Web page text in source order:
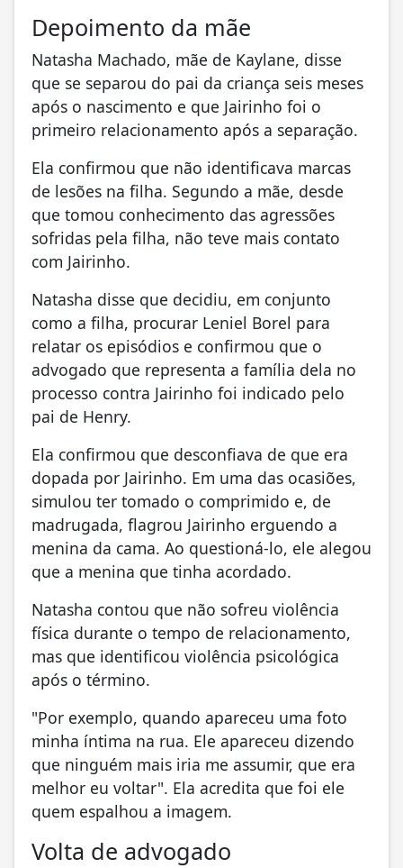
Depoimento da mãe
Natasha Machado, mãe de Kaylane, disse
que se separou do pai da criança seis meses
após o nascimento e que Jairinho foi o
primeiro relacionamento após a separação.
Ela confirmou que não identificava marcas
de lesões na filha. Segundo a mãe, desde
que tomou conhecimento das agressões
sofridas pela filha, não teve mais contato
com Jairinho.
Natasha disse que decidiu, em conjunto
como a filha, procurar Leniel Borel para
relatar os episódios e confirmou que o
advogado que representa a família dela no
processo contra Jairinho foi indicado pelo
pai de Henry.
Ela confirmou que desconfiava de que era
dopada por Jairinho. Em uma das ocasiões,
simulou ter tomado o comprimido e, de
madrugada, flagrou Jairinho erguendo a
menina da cama. Ao questioná-lo, ele alegou
que a menina que tinha acordado.
Natasha contou que não sofreu violência
física durante o tempo de relacionamento,
mas que identificou violência psicológica
após o término.
"Por exemplo, quando apareceu uma foto
minha íntima na rua. Ele apareceu dizendo
que ninguém mais iria me assumir, que era
melhor eu voltar". Ela acredita que foi ele
quem espalhou a imagem.
Volta de advogado